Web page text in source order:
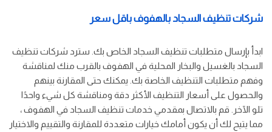
شركات تنظيف السجاد بالهفوف باقل سعر
ابدأ بإرسال متطلبات تنظيف السجاد الخاص بك. سترد شركات تنظيف
السجاد بالغسيل والبخار المحلية في الهفوف بالقرب منك لمناقشة
وفهم متطلبات التنظيف الخاصة بك. يمكنك حتى المقارنة بينهم
والحصول على أسعار التنظيف الأكثر دقة ومناقشة كل شيء واحدًا
تلو الآخر. قم بالاتصال بمقدمي خدمات تنظيف السجاد في الهفوف ،
مما يتيح لك أن يكون أمامك خيارات متعددة للمقارنة والتقييم والاختيار